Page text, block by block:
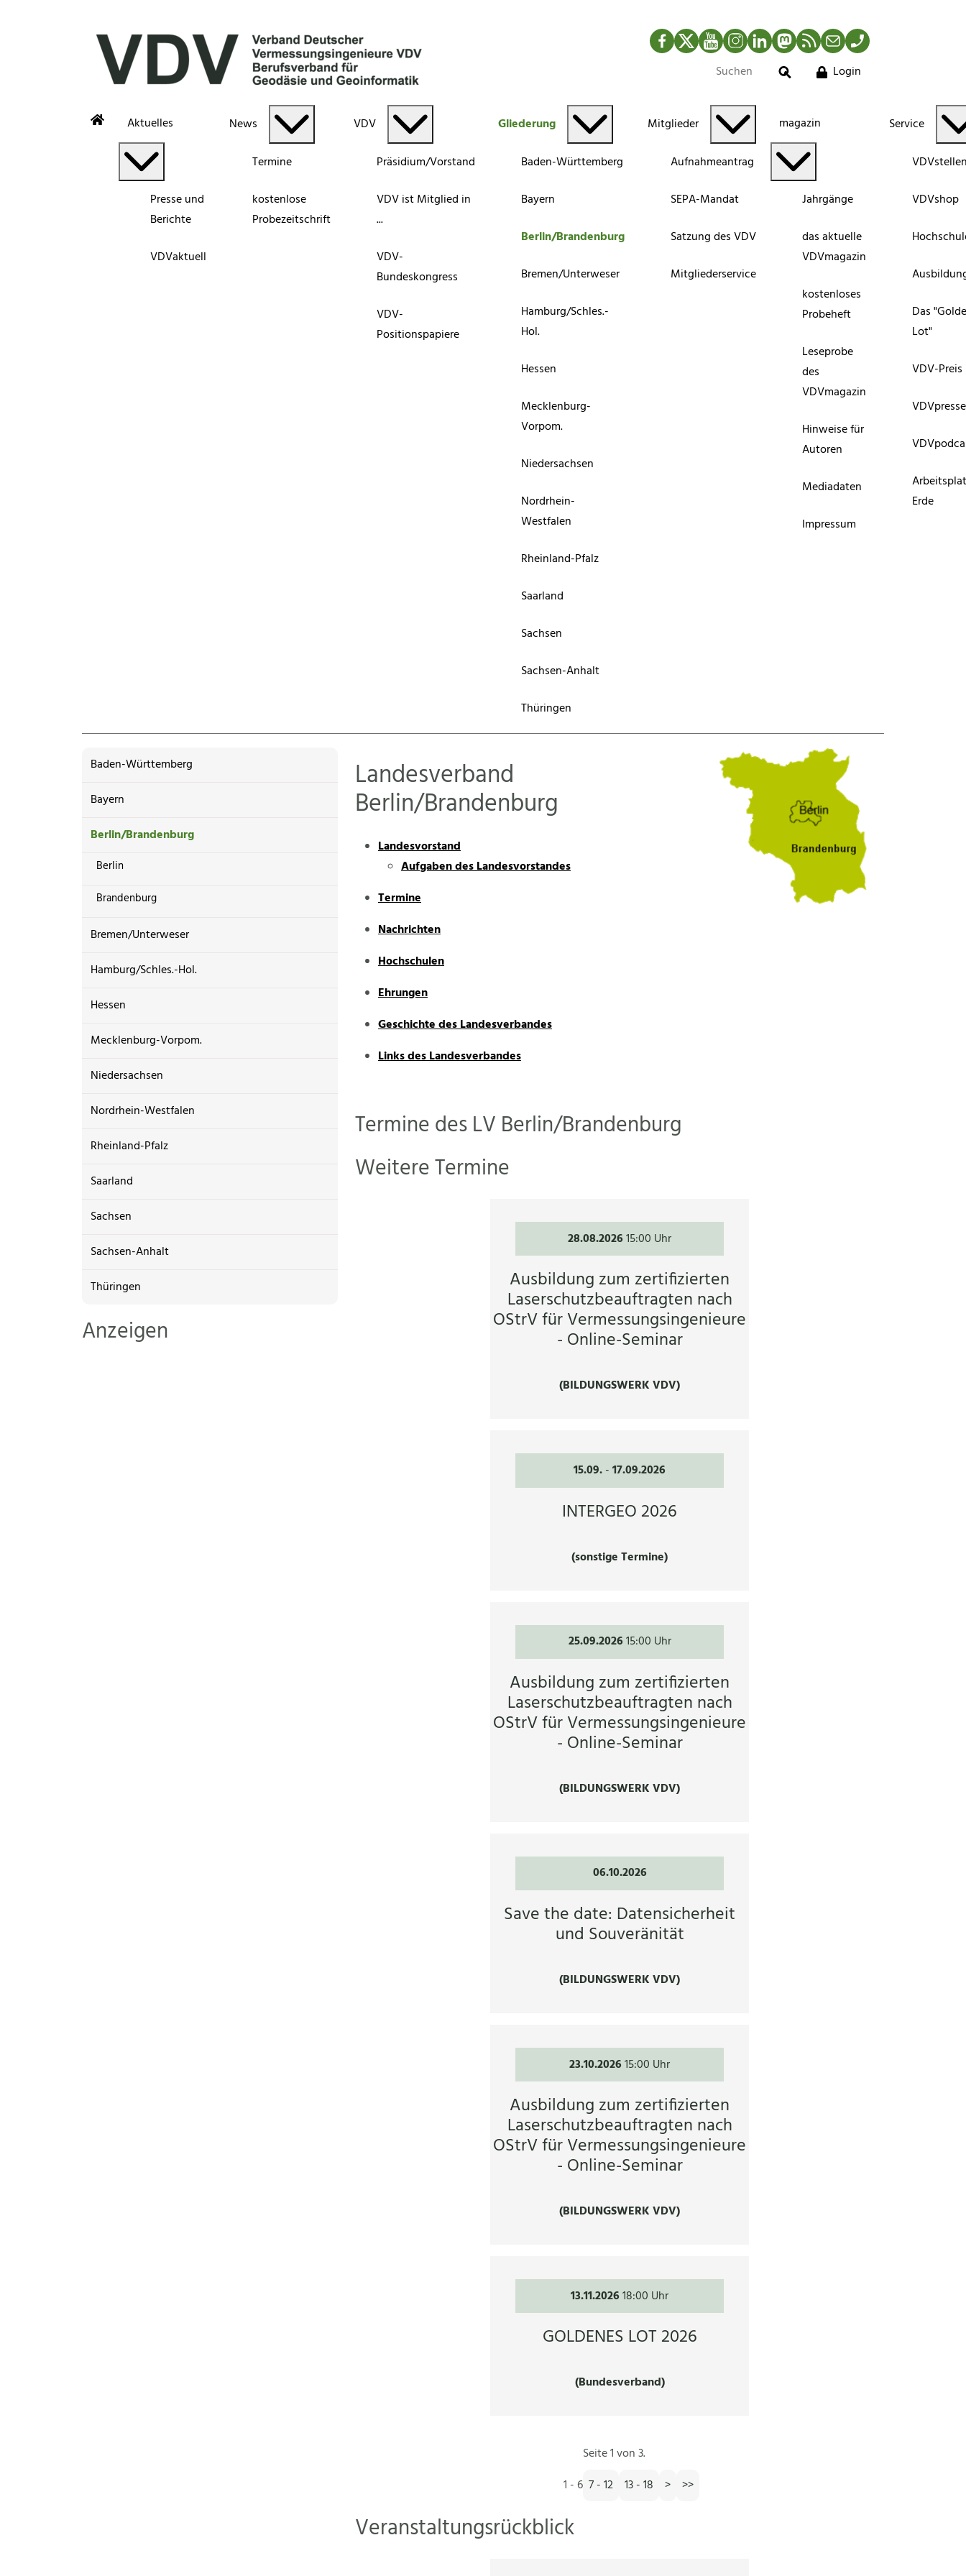
Facebook
TwitterYouTubeInstagram
LinkedInMastodonRSS-Newsfeed
MailTelefon
Suche
Login
Aktuelles
Presse und
Berichte
VDVaktuell
News
Termine
kostenlose
Probezeitschrift
VDV
Präsidium/Vorstand
VDV ist Mitglied in
...
VDV-
Bundeskongress
VDV-
Positionspapiere
Gliederung
Baden-Württemberg
Bayern
Berlin/Brandenburg
Bremen/Unterweser
Hamburg/Schles.-
Hol.
Hessen
Mecklenburg-
Vorpom.
Niedersachsen
Nordrhein-
Westfalen
Rheinland-Pfalz
Saarland
Sachsen
Sachsen-Anhalt
Thüringen
Mitglieder
Aufnahmeantrag
SEPA-Mandat
Satzung des VDV
Mitgliederservice
magazin
Jahrgänge
das aktuelle
VDVmagazin
kostenloses
Probeheft
Leseprobe
des
VDVmagazin
Hinweise für
Autoren
Mediadaten
Impressum
Service
VDVshop
Das
Lot"
VDV-Preis
VDVpresse
Erde
Baden-Württemberg
Bayern
Berlin/Brandenburg
Berlin
Brandenburg
Bremen/Unterweser
Hamburg/Schles.-Hol.
Hessen
Mecklenburg-Vorpom.
Niedersachsen
Nordrhein-Westfalen
Rheinland-Pfalz
Saarland
Sachsen
Sachsen-Anhalt
Thüringen
Anzeigen
Landesverband
Berlin/Brandenburg
Landesvorstand
Aufgaben des Landesvorstandes
Termine
Nachrichten
Hochschulen
Ehrungen
Geschichte des Landesverbandes
Links des Landesverbandes
Termine des LV Berlin/Brandenburg
Weitere Termine
28.08.202615:00 Uhr
Ausbildung zum zertifizierten
Laserschutzbeauftragten nach
OStrV für Vermessungsingenieure
- Online-Seminar
(BILDUNGSWERK VDV)
15.09.-17.09.2026
INTERGEO 2026
(sonstige Termine)
25.09.202615:00 Uhr
Ausbildung zum zertifizierten
Laserschutzbeauftragten nach
OStrV für Vermessungsingenieure
- Online-Seminar
(BILDUNGSWERK VDV)
06.10.2026
Save the date: Datensicherheit
und Souveränität
(BILDUNGSWERK VDV)
23.10.202615:00 Uhr
Ausbildung zum zertifizierten
Laserschutzbeauftragten nach
OStrV für Vermessungsingenieure
- Online-Seminar
(BILDUNGSWERK VDV)
13.11.202618:00 Uhr
GOLDENES LOT 2026
(Bundesverband)
Seite 1 von 3.
1 - 6 7 - 12 13 - 18 > >>
Veranstaltungsrückblick